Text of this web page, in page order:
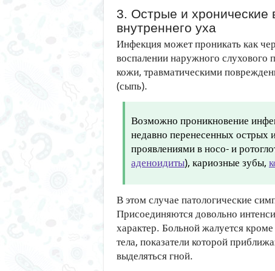
3. Острые и хронические
внутреннего уха
Инфекция может проникать как
воспалении наружного
кожи, травматическими
(сыпь).
Возможно проникновение
недавно перенесенных острых
проявлениями в носо- и
аденоидиты), кариозные зубы,
В этом случае патологические
Присоединяются довольно
характер. Больной жалуется
тела, показатели которой
выделяться гной.